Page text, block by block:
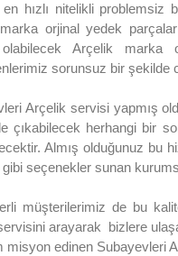
en hızlı nitelikli
orjinal yedek parçalar
Arçelik marka
sorunsuz bir şekilde
Arçelik servisi yapmış
çıkabilecek herhangi bir
Almış olduğunuz bu
seçenekler sunan
müşterilerimiz de bu
arayarak bizlere
misyon edinen Subayevleri